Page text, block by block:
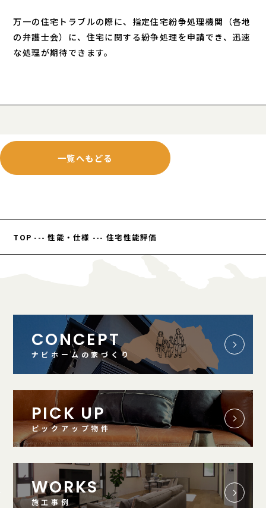
万一の住宅トラブルの際に、指定住宅紛争処理機関（各地
の弁護士会）に、住宅に関する紛争処理を申請でき、迅速
な処理が期待できます。
一覧へもどる
TOP ---性能・仕様 --- 住宅性能評価
CONCEPT
ナビホームの家づくり
PICK UP
ピックアップ物件
WORKS
施工事例